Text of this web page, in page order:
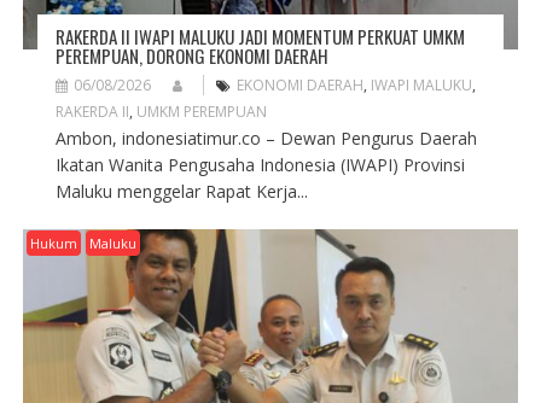
RAKERDA II IWAPI MALUKU JADI MOMENTUM PERKUAT UMKM
PEREMPUAN, DORONG EKONOMI DAERAH
06/08/2026 EKONOMI DAERAH, IWAPI MALUKU,
RAKERDA II, UMKM PEREMPUAN
Ambon, indonesiatimur.co – Dewan Pengurus Daerah
Ikatan Wanita Pengusaha Indonesia (IWAPI) Provinsi
Maluku menggelar Rapat Kerja...
Hukum Maluku